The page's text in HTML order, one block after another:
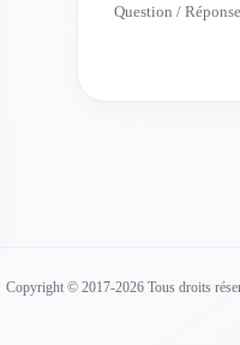
Question / Réponse
Copyright © 2017-2026 Tous droits